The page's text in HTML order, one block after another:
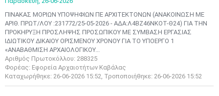
ΠΙΝΑΚΑΣ ΜΟΡΙΩΝ ΥΠΟΨΗΦΙΩΝ ΠΕ ΑΡΧΙΤΕΚΤΟΝΩΝ (ΑΝΑΚΟΙΝΩΣΗ ΜΕ
ΑΡΙΘ. ΠΡΩΤ/ΛΟΥ :231772/25-05-2026 - ΑΔΑ:Λ4ΒΖ46ΝΚΟΤ-Θ24) ΓΙΑ ΤΗΝ
ΠΡΟΚΗΡΥΞΗ ΠΡΟΣΛΗΨΗΣ ΠΡΟΣΩΠΙΚΟΥ ΜΕ ΣΥΜΒΑΣΗ ΕΡΓΑΣΙΑΣ
ΙΔΙΩΤΙΚΟΥ ΔΙΚΑΙΟΥ ΟΡΙΣΜΕΝΟΥ ΧΡΟΝΟΥ ΓΙΑ ΤΟ ΥΠΟΕΡΓΟ 1
«ΑΝΑΒΑΘΜΙΣΗ ΑΡΧΑΙΟΛΟΓΙΚΟΥ...
Αριθμός Πρωτοκόλλου: 288325
Φορέας: Εφορεία Αρχαιοτήτων Καβάλας
Καταχωρήθηκε: 26-06-2026 15:52, Τροποποιήθηκε: 26-06-2026 15:52
Μαϊ1
•
2
•